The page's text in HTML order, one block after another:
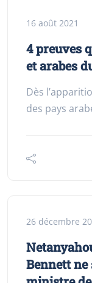
16 août 2021
4 preuves
et arabes
Dès
des pays
26 décembre
Bennett